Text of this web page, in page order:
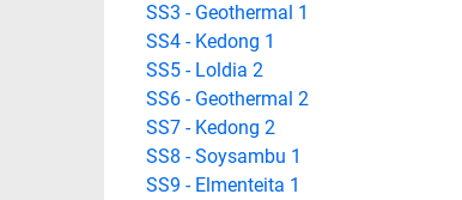
SS3 - Geothermal 1
SS4 - Kedong 1
SS5 - Loldia 2
SS6 - Geothermal 2
SS7 - Kedong 2
SS8 - Soysambu 1
SS9 - Elmenteita 1